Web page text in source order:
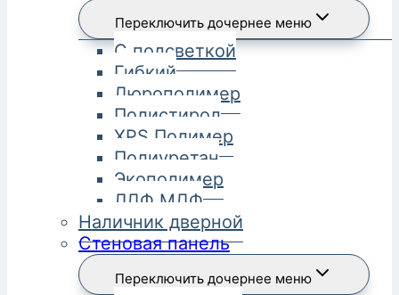
Переключить дочернее меню
С подсветкой
Гибкий
Дюрополимер
Полистирол
XPS Полимер
Полиуретан
Экополимер
ЛДФ МДФ
Наличник дверной
Стеновая панель
Переключить дочернее меню